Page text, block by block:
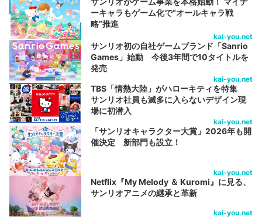
ーキャラもゲーム化で“オールキャラ戦
略”推進
kai-you.net
サンリオ初の自社ゲームブランド「Sanrio
Games」始動 今後3年間で10タイトルを
発売
kai-you.net
TBS「情熱大陸」がハローキティを特集
サンリオ社員も滅多に入らないデザイン現
場に初潜入
kai-you.net
「サンリオキャラクター大賞」2026年も開
催決定 新部門も設立！
kai-you.net
Netflix『My Melody ＆ Kuromi』に見る、
サンリオアニメの継承と革新
kai-you.net